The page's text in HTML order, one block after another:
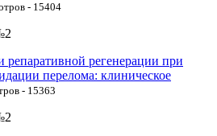
- 15404
репаративной регенерации при
перелома: клиническое
- 15363